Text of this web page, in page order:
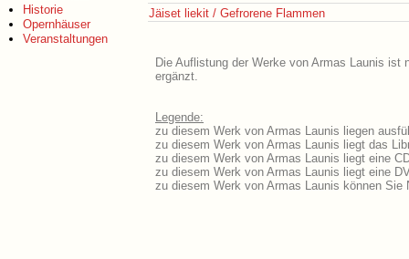
Historie
Opernhäuser
Veranstaltungen
Jäiset liekit / Gefrorene Flammen
Die Auflistung der Werke von Armas Launis
ergänzt.
Legende:
zu diesem Werk von Armas Launis liegen
zu diesem Werk von Armas Launis liegt das
zu diesem Werk von Armas Launis liegt eine
zu diesem Werk von Armas Launis liegt eine
zu diesem Werk von Armas Launis können Sie